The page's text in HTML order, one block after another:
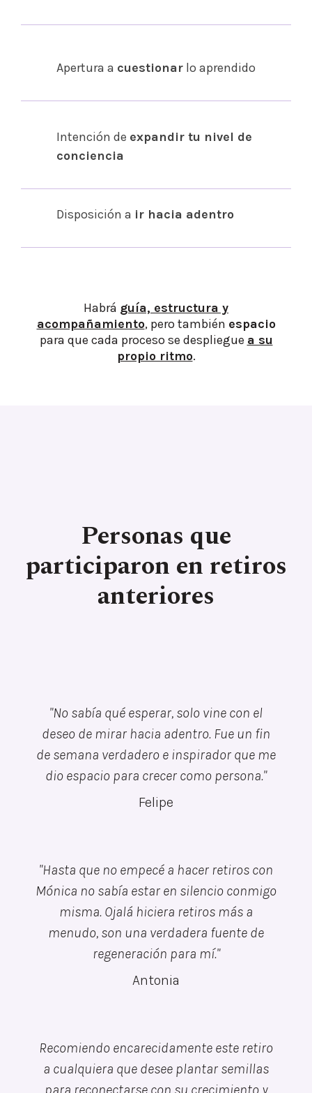
Apertura a cuestionar lo aprendido
Intención de expandir tu nivel de
conciencia
Disposición a ir hacia adentro
Habrá guía, estructura y
acompañamiento, pero también espacio
para que cada proceso se despliegue a su
propio ritmo.
Personas que
participaron en retiros
anteriores
"No sabía qué esperar, solo vine con el
deseo de mirar hacia adentro. Fue un fin
de semana verdadero e inspirador que me
dio espacio para crecer como persona."
Felipe
"Hasta que no empecé a hacer retiros con
Mónica no sabía estar en silencio conmigo
misma. Ojalá hiciera retiros más a
menudo, son una verdadera fuente de
regeneración para mí."
Antonia
Recomiendo encarecidamente este retiro
a cualquiera que desee plantar semillas